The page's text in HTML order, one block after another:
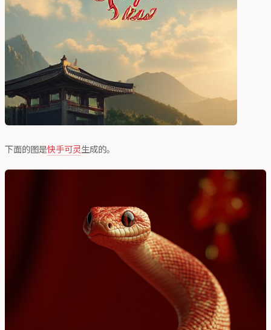
下面的图是快手可灵生成的。